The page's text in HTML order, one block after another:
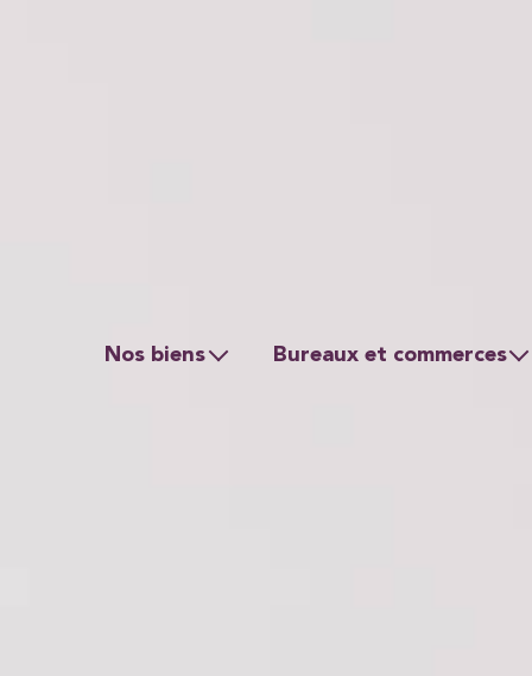
Nos biens Bureaux et commerces